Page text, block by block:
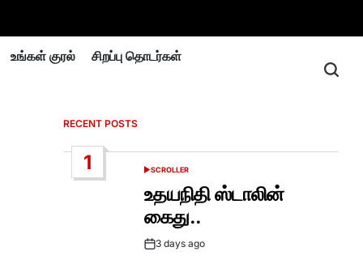
உங்கள் குரல் சிறப்பு தொடர்கள்
RECENT POSTS
1
POSTED
SCROLLER
உதயநிதி ஸ்டாலின்
கைது..
Post3 days ago